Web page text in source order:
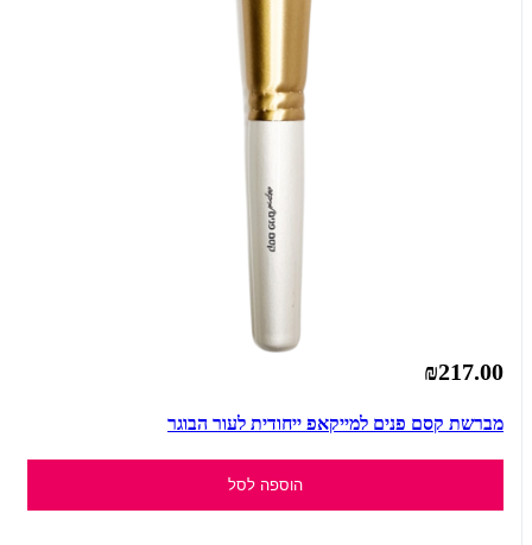
₪217.00
מברשת קסם פנים למייקאפ ייחודית לעור הבוגר
הוספה לסל